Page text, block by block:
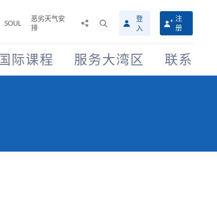
SOUL
恶劣天气安
排
搜
寻
介
面
登
入
注
册
际课程 服务大湾区 联系